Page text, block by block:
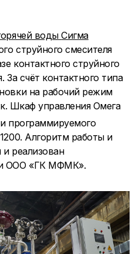
водыСигма
струйного смесителя
контактного струйного
За счёт контактного типа
на рабочий режим
Шкаф управления Омега
программируемого
Алгоритм работы и
реализован
ООО «ГК МФМК».